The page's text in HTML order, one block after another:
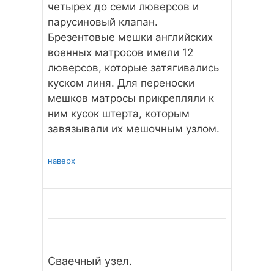
четырех до семи люверсов и
парусиновый клапан.
Брезентовые мешки английских
военных матросов имели 12
люверсов, которые затягивались
куском линя. Для переноски
мешков матросы прикрепляли к
ним кусок штерта, которым
завязывали их мешочным узлом.
наверх
Сваечный узел.